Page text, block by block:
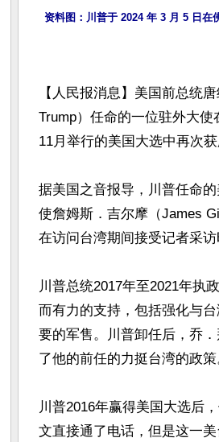
资料图：川普于 2024 年 3 月 5 日
【人民报消息】美国前总统
Trump）任命的一位驻外大
11月举行的美国大选中再次
据美国之音报导，川普任命
使詹姆斯．吉尔摩（James
在访问台湾期间接受记者采访
川普总统2017年至2021年执
而有力的支持，包括强化与
要的军售。川普卸任后，乔
了他的前任的力挺台湾的政策
川普2016年赢得美国大选后
文直接通了电话，但是这一